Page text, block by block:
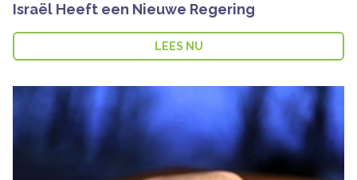
Israël Heeft een Nieuwe Regering
LEES NU